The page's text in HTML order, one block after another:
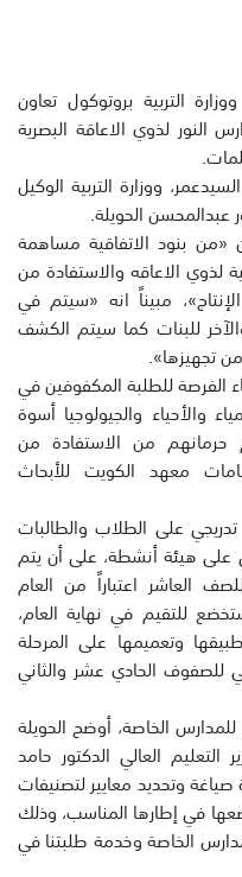
التربية بروتوكول تعاون
النور لذوي الاعاقة البصرية
ووزارة التربية الوكيل
عبدالمحسن الحويلة.
«من بنود الاتفاقية مساهمة
لذوي الاعاقه والاستفادة من
مبيناً انه «سيتم في
للبنات كما سيتم الكشف
تجهيزها».
الفرصة للطلبة المكفوفين في
والأحياء والجيولوجيا أسوة
حرمانهم من الاستفادة من
معهد الكويت للأبحاث
على الطلاب والطالبات
على هيئة أنشطة، على أن يتم
العاشر اعتباراً من العام
للتقيم في نهاية العام،
وتعميمها على المرحلة
للصفوف الحادي عشر والثاني
الخاصة، أوضح الحويلة
التعليم العالي الدكتور حامد
وتحديد معايير لتصنيفات
في إطارها المناسب، وذلك
الخاصة وخدمة طلبتنا في